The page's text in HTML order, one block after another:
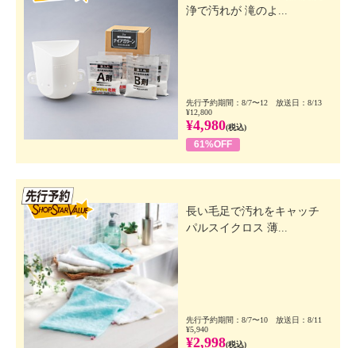
浄で汚れが 滝のよ...
先行予約期間：8/7〜12 放送日：8/13
¥12,800
¥4,980(税込)
61%OFF
長い毛足で汚れをキャッチ
パルスイクロス 薄...
先行予約期間：8/7〜10 放送日：8/11
¥5,940
¥2,998(税込)